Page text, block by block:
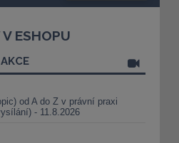
ESHOPU
od A do Z v právní praxi
- 11.8.2026